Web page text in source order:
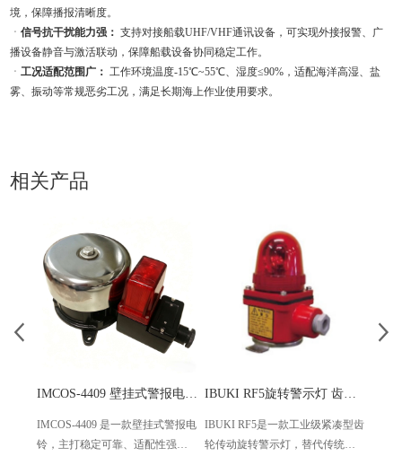
境，保障播报清晰度。
ㆍ信号抗干扰能力强： 支持对接船载UHF/VHF通讯设备，可实现外接报警、广
播设备静音与激活联动，保障船载设备协同稳定工作。
ㆍ工况适配范围广： 工作环境温度-15℃~55℃、湿度≤90%，适配海洋高湿、盐
雾、振动等常规恶劣工况，满足长期海上作业使用要求。
相关产品
IMCOS-4409 壁挂式警报电铃 IP56防尘防水 110/220V
IMCOS-4409 是一款壁挂式警报电
铃，主打稳定可靠、适配性强的
IBUKI RF5旋转警示灯 齿轮传动工业警示灯
IBUKI RF5是一款工业级紧凑型齿
轮传动旋转警示灯，替代传统皮